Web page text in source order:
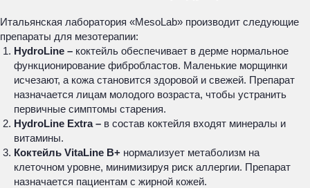
Итальянская лаборатория «MesoLab» производит следующие
препараты для мезотерапии:
HydroLine – коктейль обеспечивает в дерме нормальное
функционирование фибробластов. Маленькие морщинки
исчезают, а кожа становится здоровой и свежей. Препарат
назначается лицам молодого возраста, чтобы устранить
первичные симптомы старения.
HydroLine Extra – в состав коктейля входят минералы и
витамины.
Коктейль VitaLine B+ нормализует метаболизм на
клеточном уровне, минимизируя риск аллергии. Препарат
назначается пациентам с жирной кожей.